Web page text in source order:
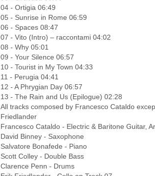
04 - Ortigia 06:49
05 - Sunrise in Rome 06:59
06 - Spaces 08:47
07 - Vito (Intro) – raccontami 04:02
08 - Why 05:01
09 - Your Silence 06:57
10 - Tourist in My Town 04:33
11 - Perugia 04:41
12 - A Phrygian Day 06:57
13 - The Rain and Us (Epilogue) 02:28
All tracks composed by Francesco Cataldo
Friedlander
Francesco Cataldo - Electric & Baritone Guitar,
David Binney - Saxophone
Salvatore Bonafede - Piano
Scott Colley - Double Bass
Clarence Penn - Drums